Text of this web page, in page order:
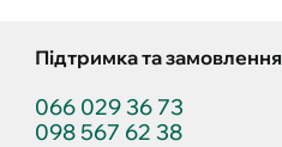
Підтримка та замовлення
066 029 36 73
098 567 62 38